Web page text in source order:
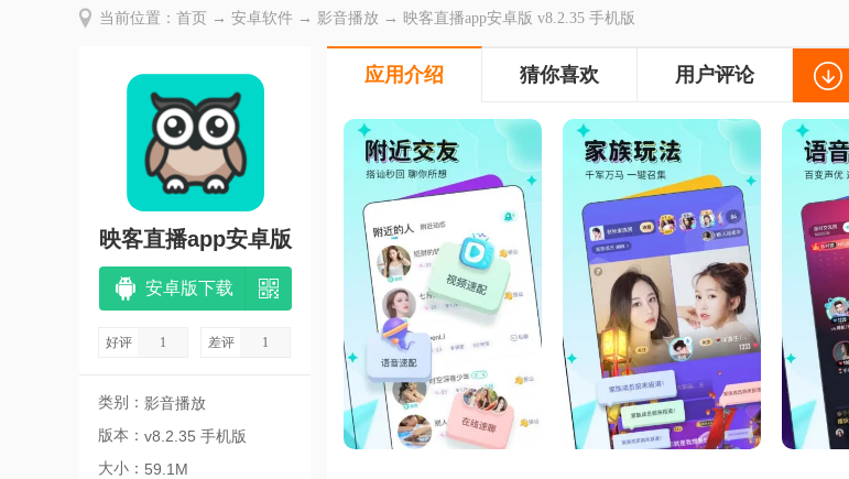
当前位置： 首页 → 安卓软件 → 影音播放 → 映客直播app安卓版 v8.2.35 手机版
映客直播app安卓版
安卓版下载
好评 1 差评 1
类别： 影音播放
版本： v8.2.35 手机版
大小： 59.1M
应用介绍 猜你喜欢 用户评论